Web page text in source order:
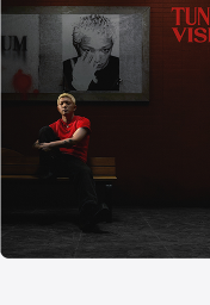
中
打
开)